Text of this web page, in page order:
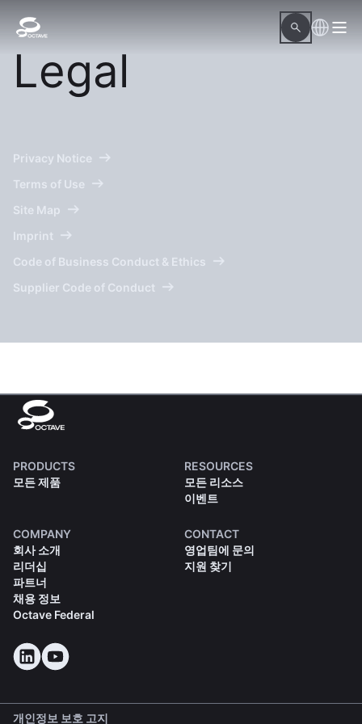
Legal
Privacy Notice
Terms of Use
Site Map
Imprint
Code of Business Conduct & Ethics
Supplier Code of Conduct
PRODUCTS
모든 제품
RESOURCES
모든 리소스
이벤트
COMPANY
회사 소개
리더십
파트너
채용 정보
Octave Federal
CONTACT
영업팀에 문의
지원 찾기
개인정보 보호 고지